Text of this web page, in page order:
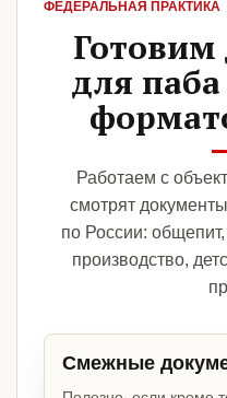
ФЕДЕРАЛЬНАЯ ПРАКТИКА
для
Работаем с
смотрят
по России: общепит,
производство,
Смежные